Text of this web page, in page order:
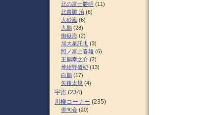
北の富士勝昭 (11)
北青鵬 治 (6)
大砂嵐 (6)
大鵬 (28)
御嶽海 (2)
旭大星託也 (3)
照ノ富士春雄 (6)
王鵬幸之介 (2)
琴紺野優紀 (13)
白鵬 (17)
矢後太規 (4)
宇宙 (234)
川柳コーナー (235)
俳句会 (20)